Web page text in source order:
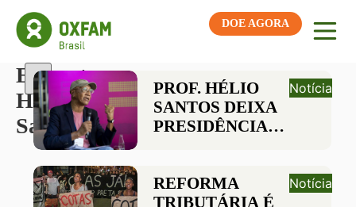
DOE AGORA
Etiqueta:
Helio
Santos
PROF. HÉLIO
SANTOS DEIXA
PRESIDÊNCIA
DA OXFAM
BRASIL
Notícia
REFORMA
TRIBUTÁRIA É
Notícia